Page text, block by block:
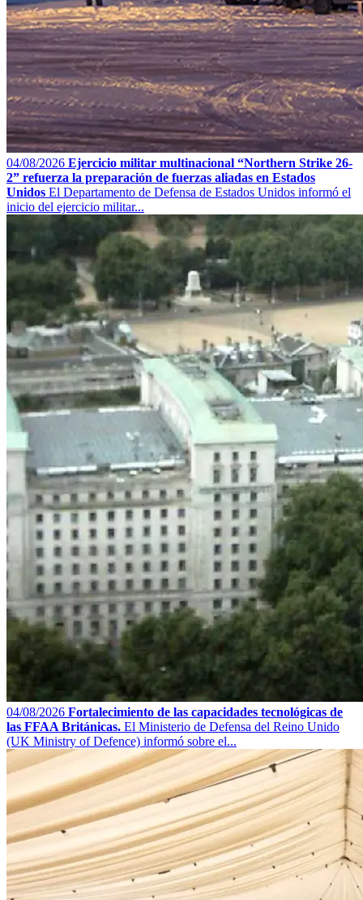
04/08/2026 Ejercicio militar multinacional “Northern Strike 26-
2” refuerza la preparación de fuerzas aliadas en Estados
Unidos El Departamento de Defensa de Estados Unidos informó el
inicio del ejercicio militar...
04/08/2026 Fortalecimiento de las capacidades tecnológicas de
las FFAA Británicas. El Ministerio de Defensa del Reino Unido
(UK Ministry of Defence) informó sobre el...